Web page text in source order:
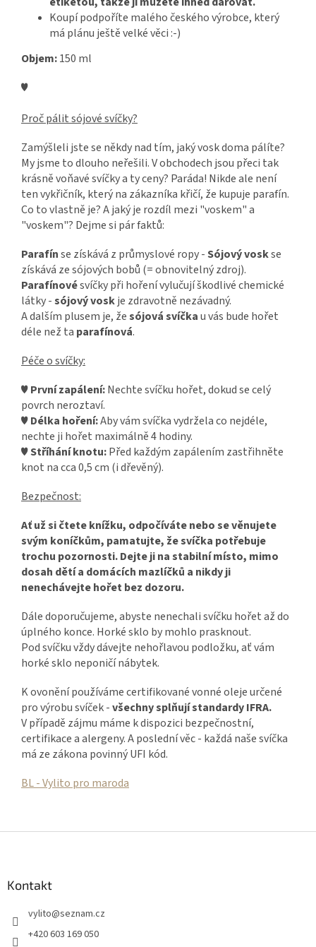
Koupí podpoříte malého českého výrobce, který
má plánu ještě velké věci :-)
Objem:150 ml
♥
Proč pálit sójové svíčky?
Zamýšleli jste se někdy nad tím, jaký vosk doma pálíte?
My jsme to dlouho neřešili. V obchodech jsou přeci tak
krásně voňavé svíčky a ty ceny? Paráda! Nikde ale není
ten vykřičník, který na zákazníka křičí, že kupuje parafín.
Co to vlastně je? A jaký je rozdíl mezi "voskem" a
"voskem"? Dejme si pár faktů:
Parafínse získává z průmyslové ropy -Sójový voskse
získává ze sójových bobů (= obnovitelný zdroj).
Parafínovésvíčky při hoření vylučují škodlivé chemické
látky -sójový voskje zdravotně nezávadný.
A dalším plusem je, žesójová svíčkau vás bude hořet
déle než ta parafínová.
Péče o svíčky:
♥První zapálení:Nechte svíčku hořet, dokud se celý
povrch neroztaví.
♥Délka hoření:Aby vám svíčka vydržela co nejdéle,
nechte ji hořet maximálně 4 hodiny.
♥Stříhání knotu:Před každým zapálením zastřihněte
knot na cca 0,5 cm (i dřevěný).
Bezpečnost:
Ať už si čtete knížku, odpočíváte nebo se věnujete
svým koníčkům, pamatujte, že svíčka potřebuje
trochu pozornosti. Dejte ji na stabilní místo, mimo
dosah dětía domácích mazlíčků a nikdy ji
nenechávejte hořet bez dozoru.
Dále doporučujeme, abyste nenechali svíčku hořet až do
úplného konce. Horké sklo by mohlo prasknout.
Pod svíčku vždy dávejte nehořlavou podložku, ať vám
horké sklo neponičí nábytek.
K ovonění používáme certifikované vonné oleje určené
pro výrobu svíček -všechny splňují standardy IFRA.
V případě zájmu máme k dispozici bezpečnostní,
certifikace a alergeny. A poslední věc - každá naše svíčka
má ze zákona povinný UFI kód.
BL - Vylito pro maroda
Kontakt
vylito@seznam.cz
+420 603 169 050